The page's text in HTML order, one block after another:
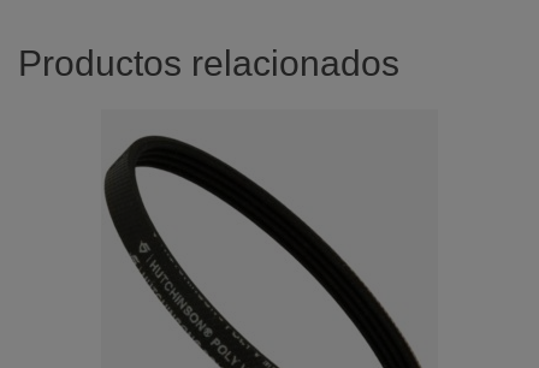
Productos relacionados